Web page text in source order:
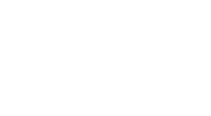
Además, Sierra Nevada
producida (de alta y baja
la pista Superverde, que